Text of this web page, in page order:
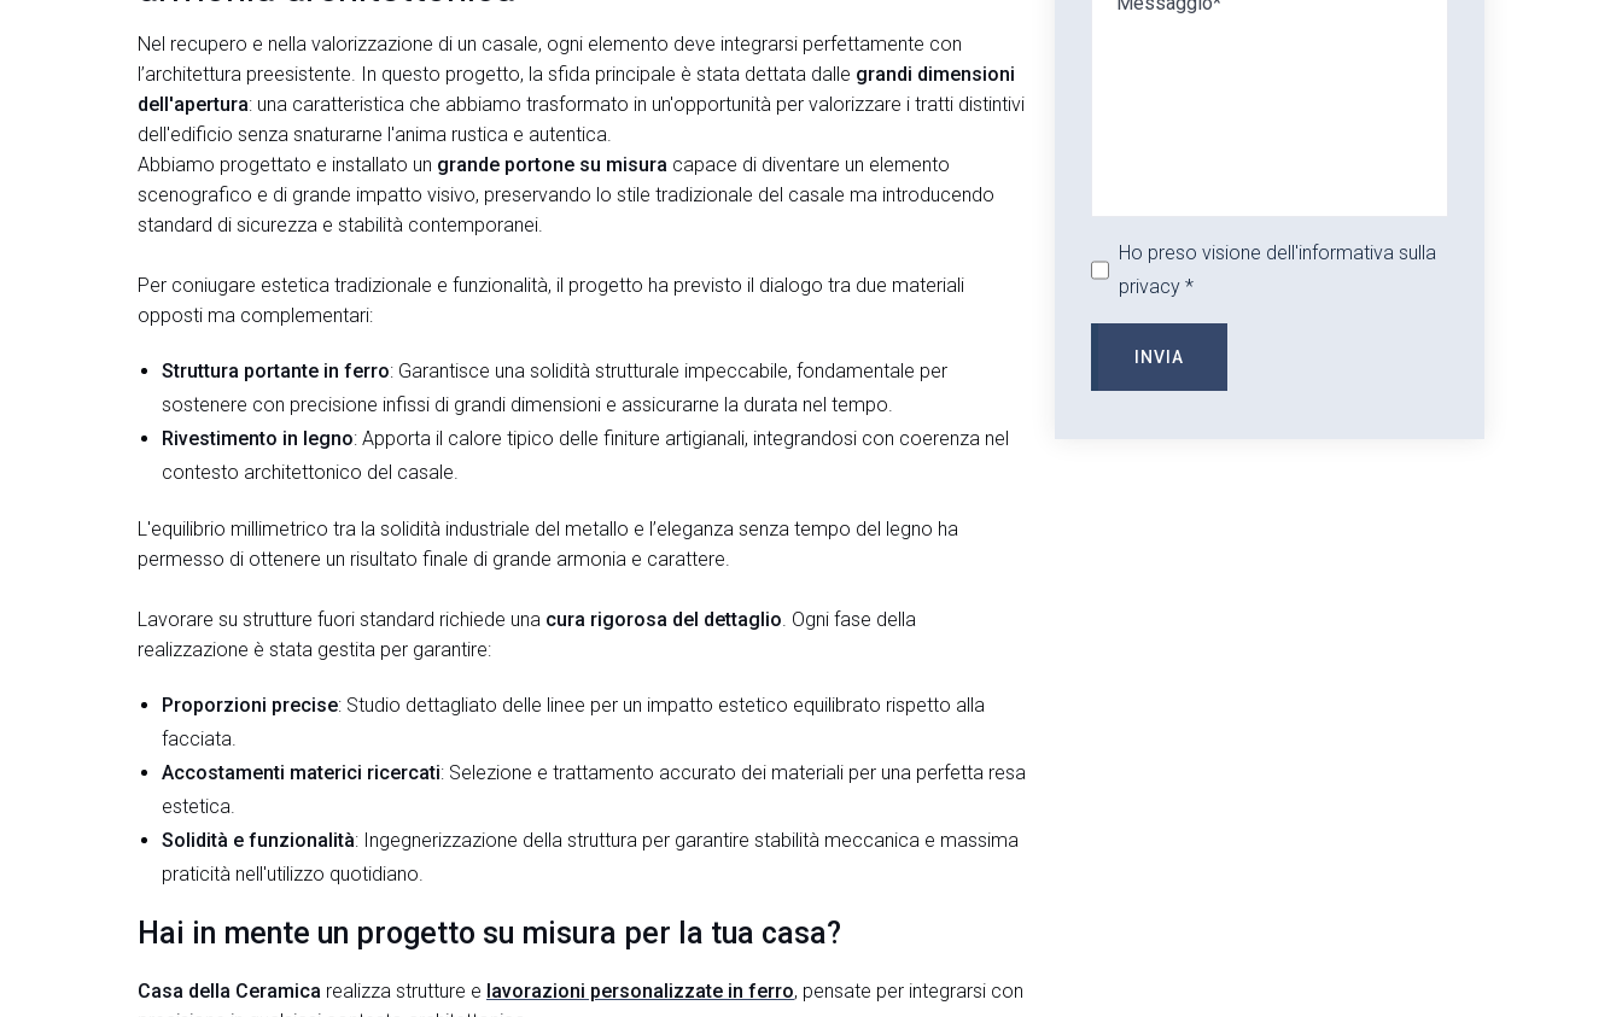
Nel recupero e nella valorizzazione di un casale, ogni elemento deve integrarsi perfettamente con
l’architettura preesistente. In questo progetto, la sfida principale è stata dettata dalle grandi dimensioni
dell'apertura: una caratteristica che abbiamo trasformato in un'opportunità per valorizzare i tratti distintivi
dell'edificio senza snaturarne l'anima rustica e autentica.
Abbiamo progettato e installato un grande portone su misura capace di diventare un elemento
scenografico e di grande impatto visivo, preservando lo stile tradizionale del casale ma introducendo
standard di sicurezza e stabilità contemporanei.
Per coniugare estetica tradizionale e funzionalità, il progetto ha previsto il dialogo tra due materiali
opposti ma complementari:
Struttura portante in ferro: Garantisce una solidità strutturale impeccabile, fondamentale per
sostenere con precisione infissi di grandi dimensioni e assicurarne la durata nel tempo.
Rivestimento in legno: Apporta il calore tipico delle finiture artigianali, integrandosi con coerenza nel
contesto architettonico del casale.
L'equilibrio millimetrico tra la solidità industriale del metallo e l’eleganza senza tempo del legno ha
permesso di ottenere un risultato finale di grande armonia e carattere.
Lavorare su strutture fuori standard richiede una cura rigorosa del dettaglio . Ogni fase della
realizzazione è stata gestita per garantire:
Proporzioni precise: Studio dettagliato delle linee per un impatto estetico equilibrato rispetto alla
facciata.
Accostamenti materici ricercati: Selezione e trattamento accurato dei materiali per una perfetta resa
estetica.
Solidità e funzionalità: Ingegnerizzazione della struttura per garantire stabilità meccanica e massima
praticità nell'utilizzo quotidiano.
Hai in mente un progetto su misura per la tua casa?
Casa della Ceramica realizza strutture e lavorazioni personalizzate in ferro, pensate per integrarsi con
Ho preso visione dell'informativa sulla
privacy *
INVIA